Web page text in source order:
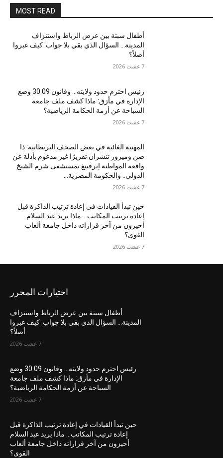
MOST READ
أطفال سبتة بين عرض الرباط واستنزاف
المدينة… السؤال الذي بقي بلا جواب: كيف عبروا
أصلاً؟
7 غشت 2026
رئيس احترم حدود ولايته… وقانون 30.09 وضع
الإدارة في مأزق: ماذا كشف ملف جامعة
السباحة عن أزمة الحكامة الرياضية؟
7 غشت 2026
المهنية الغائبة في بعض الصحف البريطانية: ذا
صن وميرور تنشران تقريرًا غير مدعوم بأدلة عن
واقعة المواطنة إيرفينغ بمستشفى شرم الشيخ
الدولي.. والحكومة المصرية...
7 غشت 2026
حين تبدأ القيادات في إعادة ترتيب الذاكرة قبل
إعادة ترتيب المكاتب… ماذا يريد عبد السلام
أحيزون من آخر قراراته داخل جامعة ألعاب
القوى؟
7 غشت 2026
اختيارات المحرر
أطفال سبتة بين عرض الرباط واستنزاف
المدينة… السؤال الذي بقي بلا جواب: كيف عبروا
أصلاً؟
7 غشت 2026
رئيس احترم حدود ولايته… وقانون 30.09 وضع
الإدارة في مأزق: ماذا كشف ملف جامعة
السباحة عن أزمة الحكامة الرياضية؟
7 غشت 2026
حين تبدأ القيادات في إعادة ترتيب الذاكرة قبل
إعادة ترتيب المكاتب… ماذا يريد عبد السلام
أحيزون من آخر قراراته داخل جامعة ألعاب
القوى؟